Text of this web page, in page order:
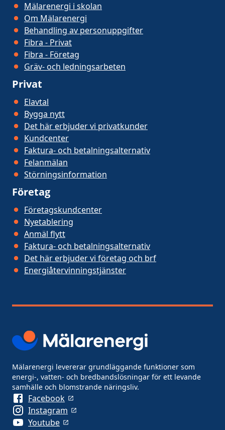
Mälarenergi i skolan
Om Mälarenergi
Behandling av personuppgifter
Fibra - Privat
Fibra - Företag
Gräv- och ledningsarbeten
Privat
Elavtal
Bygga nytt
Det här erbjuder vi privatkunder
Kundcenter
Faktura- och betalningsalternativ
Felanmälan
Störningsinformation
Företag
Företagskundcenter
Nyetablering
Anmäl flytt
Faktura- och betalningsalternativ
Det här erbjuder vi företag och brf
Energiåtervinningstjänster
Mälarenergi levererar grundläggande funktioner som
energi-, vatten- och bredbandslösningar för ett levande
samhälle och blomstrande näringsliv.
Facebook
Instagram
Youtube